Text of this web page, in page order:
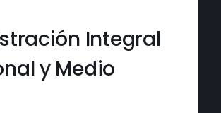
Integral
y Medio